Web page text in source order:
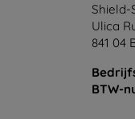
Shield-
Ulica
841 04
BTW-